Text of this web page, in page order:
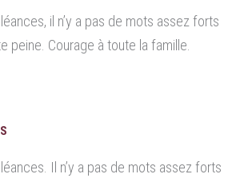
il n’y a pas de mots assez forts
peine. Courage à toute la famille.
Il n’y a pas de mots assez forts